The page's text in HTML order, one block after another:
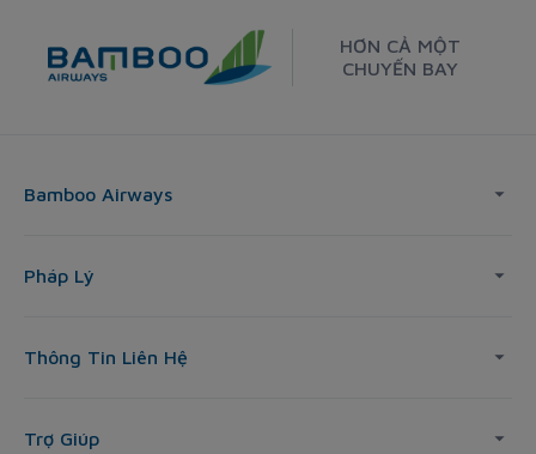
HƠN CẢ MỘT
CHUYẾN BAY
Bamboo Airways
Pháp Lý
Thông Tin Liên Hệ
Trợ Giúp